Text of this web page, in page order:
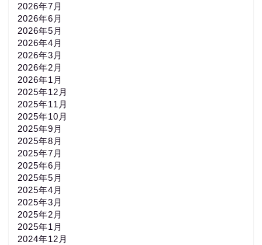
2026年7月
2026年6月
2026年5月
2026年4月
2026年3月
2026年2月
2026年1月
2025年12月
2025年11月
2025年10月
2025年9月
2025年8月
2025年7月
2025年6月
2025年5月
2025年4月
2025年3月
2025年2月
2025年1月
2024年12月